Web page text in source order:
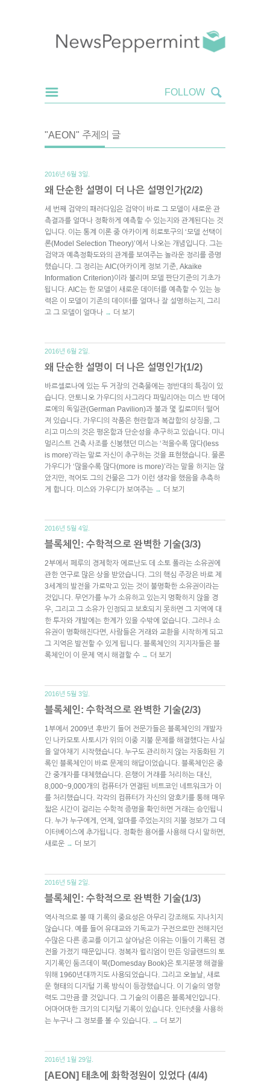
"AEON" 주제의 글
2016년 6월 3일.
왜 단순한 설명이 더 나은 설명인가(2/2)
세 번째 검약의 패러다임은 검약이 바로 그 모델이 새로운 관
측결과를 얼마나 정확하게 예측할 수 있는지와 관계된다는 것
입니다. 이는 통계 이론 중 아카이케 히로토구의 ‘모델 선택이
론(Model Selection Theory)’에서 나오는 개념입니다. 그는
검약과 예측정확도와의 관계를 보여주는 놀라운 정리를 증명
했습니다. 그 정리는 AIC(아카이케 정보 기준, Akaike
Information Criterion)이라 불리며 모델 판단기준의 기초가
됩니다. AIC는 한 모델이 새로운 데이터를 예측할 수 있는 능
력은 이 모델이 기존의 데이터를 얼마나 잘 설명하는지, 그리
고 그 모델이 얼마나 → 더 보기
2016년 6월 2일.
왜 단순한 설명이 더 나은 설명인가(1/2)
바르셀로나에 있는 두 거장의 건축물에는 정반대의 특징이 있
습니다. 안토니오 가우디의 사그라다 파밀리아는 미스 반 데어
로에의 독일관(German Pavilion)과 불과 몇 킬로미터 떨어
져 있습니다. 가우디의 작품은 현란함과 복잡함의 상징을, 그
리고 미스의 것은 평온함과 단순성을 추구하고 있습니다. 미니
멀리스트 건축 사조를 신봉했던 미스는 ‘적을수록 많다(less
is more)’라는 말로 자신이 추구하는 것을 표현했습니다. 물론
가우디가 ‘많을수록 많다(more is more)’라는 말을 하지는 않
았지만, 적어도 그의 건물은 그가 이런 생각을 했음을 추측하
게 합니다. 미스와 가우디가 보여주는 → 더 보기
2016년 5월 4일.
블록체인: 수학적으로 완벽한 기술(3/3)
2부에서 페루의 경제학자 에르난도 데 소토 폴라는 소유권에
관한 연구로 많은 상을 받았습니다. 그의 핵심 주장은 바로 제
3세계의 발전을 가로막고 있는 것이 불명확한 소유권이라는
것입니다. 무언가를 누가 소유하고 있는지 명확하지 않을 경
우, 그리고 그 소유가 인정되고 보호되지 못하면 그 지역에 대
한 투자와 개발에는 한계가 있을 수밖에 없습니다. 그러나 소
유권이 명확해진다면, 사람들은 거래와 교환을 시작하게 되고
그 지역은 발전할 수 있게 됩니다. 블록체인의 지지자들은 블
록체인이 이 문제 역시 해결할 수 → 더 보기
2016년 5월 3일.
블록체인: 수학적으로 완벽한 기술(2/3)
1부에서 2009년 후반기 들어 전문가들은 블록체인의 개발자
인 나카모토 사토시가 위의 이중 지불 문제를 해결했다는 사실
을 알아채기 시작했습니다. 누구도 관리하지 않는 자동화된 기
록인 블록체인이 바로 문제의 해답이었습니다. 블록체인은 중
간 중개자를 대체했습니다. 은행이 거래를 처리하는 대신,
8,000~9,000개의 컴퓨터가 연결된 비트코인 네트워크가 이
를 처리했습니다. 각각의 컴퓨터가 자신의 암호키를 통해 매우
짧은 시간이 걸리는 수학적 증명을 확인하면 거래는 승인됩니
다. 누가 누구에게, 언제, 얼마를 주었는지의 지불 정보가 그 데
이터베이스에 추가됩니다. 정확한 용어를 사용해 다시 말하면,
새로운 → 더 보기
2016년 5월 2일.
블록체인: 수학적으로 완벽한 기술(1/3)
역사적으로 볼 때 기록의 중요성은 아무리 강조해도 지나치지
않습니다. 예를 들어 유대교와 기독교가 구전으로만 전해지던
수많은 다른 종교를 이기고 살아남은 이유는 이들이 기록된 경
전을 가졌기 때문입니다. 정복자 윌리엄이 만든 잉글랜드의 토
지기록인 둠즈데이 북(Domesday Book)은 토지분쟁 해결을
위해 1960년대까지도 사용되었습니다. 그리고 오늘날, 새로
운 형태의 디지털 기록 방식이 등장했습니다. 이 기술의 영향
력도 그만큼 클 것입니다. 그 기술의 이름은 블록체인입니다.
어마어마한 크기의 디지털 기록이 있습니다. 인터넷을 사용하
는 누구나 그 정보를 볼 수 있습니다.
→ 더 보기
2016년 1월 29일.
[AEON] 태초에 화학정원이 있었다 (4/4)